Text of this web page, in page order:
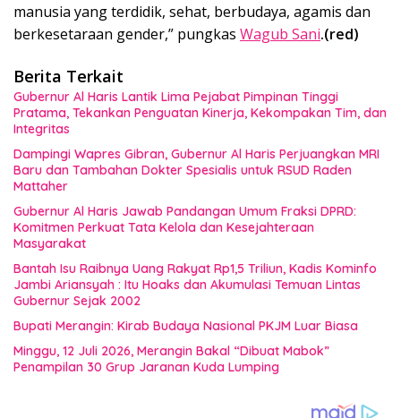
manusia yang terdidik, sehat, berbudaya, agamis dan
berkesetaraan gender,” pungkas Wagub Sani.(red)
Berita Terkait
Gubernur Al Haris Lantik Lima Pejabat Pimpinan Tinggi
Pratama, Tekankan Penguatan Kinerja, Kekompakan Tim, dan
Integritas
Dampingi Wapres Gibran, Gubernur Al Haris Perjuangkan MRI
Baru dan Tambahan Dokter Spesialis untuk RSUD Raden
Mattaher
Gubernur Al Haris Jawab Pandangan Umum Fraksi DPRD:
Komitmen Perkuat Tata Kelola dan Kesejahteraan
Masyarakat
Bantah Isu Raibnya Uang Rakyat Rp1,5 Triliun, Kadis Kominfo
Jambi Ariansyah : Itu Hoaks dan Akumulasi Temuan Lintas
Gubernur Sejak 2002
Bupati Merangin: Kirab Budaya Nasional PKJM Luar Biasa
Minggu, 12 Juli 2026, Merangin Bakal “Dibuat Mabok”
Penampilan 30 Grup Jaranan Kuda Lumping